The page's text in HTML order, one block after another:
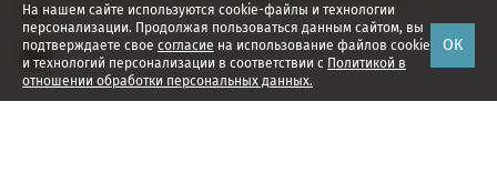
На нашем сайте используются cookie-файлы и технологии
персонализации. Продолжая пользоваться данным сайтом, вы
подтверждаете свое согласие на использование файлов cookie
и технологий персонализации в соответствии с Политикой в
отношении обработки персональных данных.
ОК
2026